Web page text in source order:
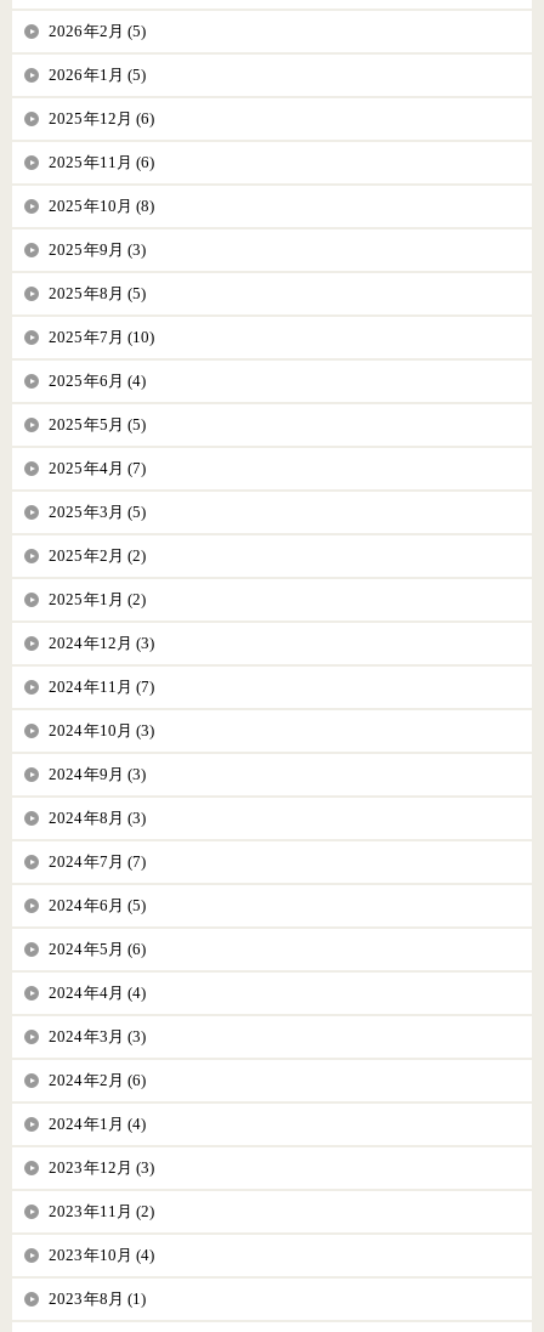
2026年2月 (5)
2026年1月 (5)
2025年12月 (6)
2025年11月 (6)
2025年10月 (8)
2025年9月 (3)
2025年8月 (5)
2025年7月 (10)
2025年6月 (4)
2025年5月 (5)
2025年4月 (7)
2025年3月 (5)
2025年2月 (2)
2025年1月 (2)
2024年12月 (3)
2024年11月 (7)
2024年10月 (3)
2024年9月 (3)
2024年8月 (3)
2024年7月 (7)
2024年6月 (5)
2024年5月 (6)
2024年4月 (4)
2024年3月 (3)
2024年2月 (6)
2024年1月 (4)
2023年12月 (3)
2023年11月 (2)
2023年10月 (4)
2023年8月 (1)